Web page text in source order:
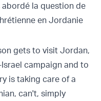
abordé la question de
en Jordanie
gets to visit Jordan,
campaign and to
is taking care of a
can't, simply